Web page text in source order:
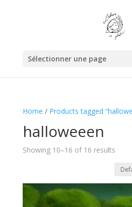
Sélectionner une page
Home / Products tagged
halloweeen
Showing 10–16 of 16 results